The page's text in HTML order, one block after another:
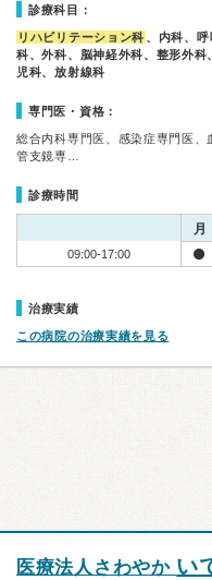
診療科目：
リハビリテーション科 、内科、
科、外科、脳神経外科、整形外
児科、放射線科
専門医・資格：
総合内科専門医、感染症専門医
管支鏡専…
診療時間
月
09:00-17:00
治療実績
この病院の治療実績を見る
医療法人さわやか い